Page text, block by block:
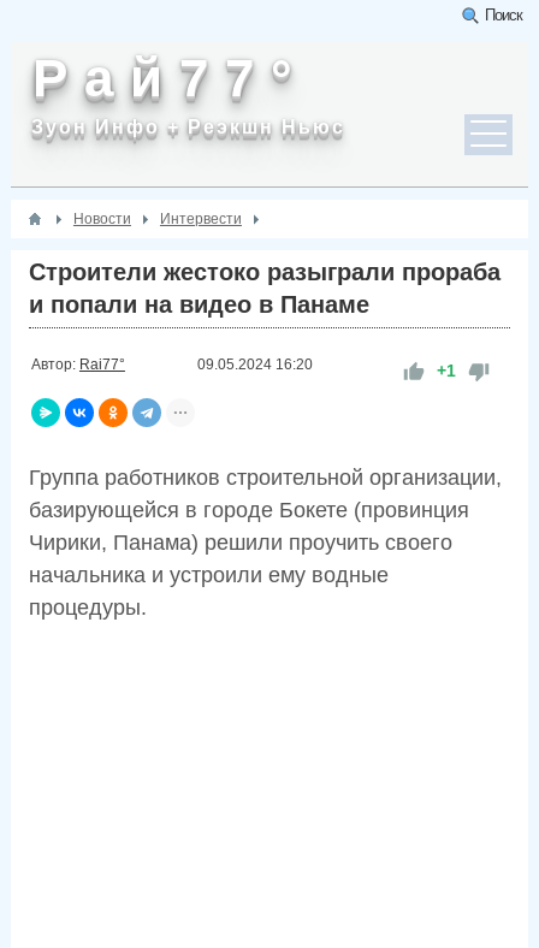
Поиск
Р а й 7 7 °
Зуон Инфо + Реэкшн Ньюс
Новости Интервести
Строители жестоко разыграли прораба
и попали на видео в Панаме
Автор: Rai77° 09.05.2024 16:20 +1
Группа работников строительной организации,
базирующейся в городе Бокете (провинция
Чирики, Панама) решили проучить своего
начальника и устроили ему водные
процедуры.